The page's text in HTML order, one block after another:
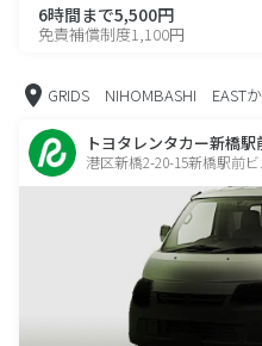
6時間まで5,500円
免責補償制度1,100円
GRIDS NIHOMBASHI EAST
トヨタレンタカー新橋駅
港区新橋2-20-15新橋駅前